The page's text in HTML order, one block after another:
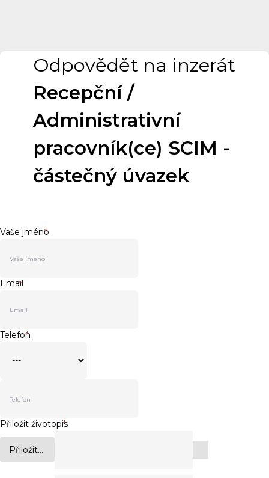
Odpovědět na inzerát
Recepční /
Administrativní
pracovník(ce) SCIM -
částečný úvazek
Vaše jméno
*
Email
*
Telefon
*
Přiložit životopis
*
Přiložit...